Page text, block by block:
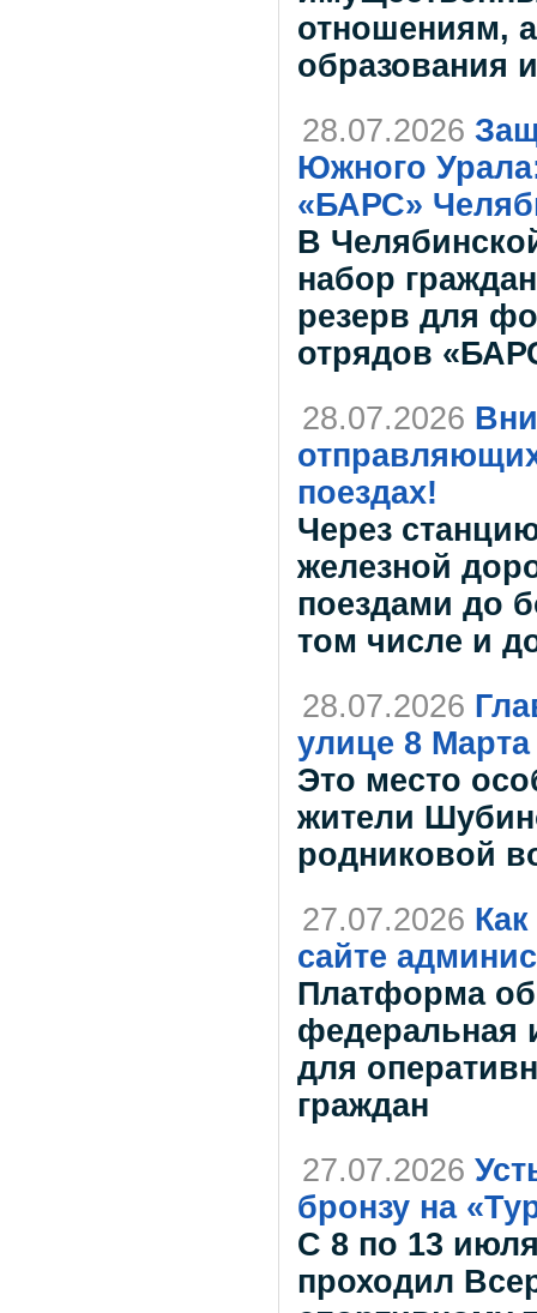
отношениям,
образования
28.07.2026
Южного
«БАРС»
В
набор
резерв для
отрядов
28.07.2026
поездах!
Через
железной
поездами до
том числе и
28.07.2026
улице 8 Марта
Это место
жители
родниковой
27.07.2026
сайте
Платформа
федеральная
для
граждан
27.07.2026
бронзу на
С 8 по 13
проходил